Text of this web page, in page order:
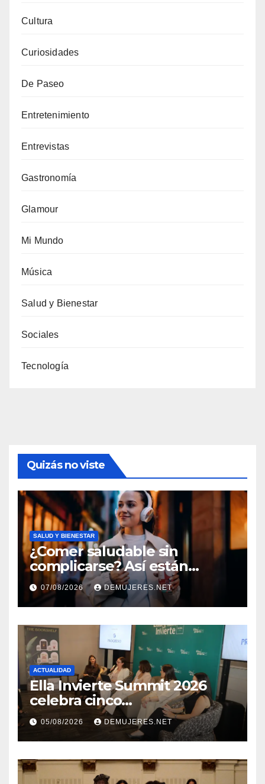
Cultura
Curiosidades
De Paseo
Entretenimiento
Entrevistas
Gastronomía
Glamour
Mi Mundo
Música
Salud y Bienestar
Sociales
Tecnología
Quizás no viste
SALUD Y BIENESTAR
¿Comer saludable sin
complicarse? Así están
cambiando sus hábitos las
nuevas generaciones
07/08/2026 DEMUJERES.NET
ACTUALIDAD
Ella Invierte Summit 2026
celebra cinco
añosimpulsando a las
mujeres a construir su
independencia financiera
05/08/2026 DEMUJERES.NET